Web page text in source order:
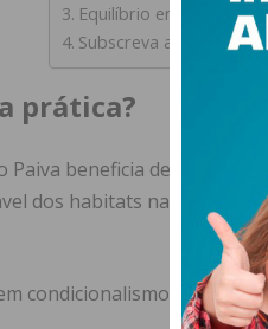
Equilíbrio entre
Subscreva a
prática?
Paiva beneficia de um
dos habitats naturais e
condicionalismos claros: